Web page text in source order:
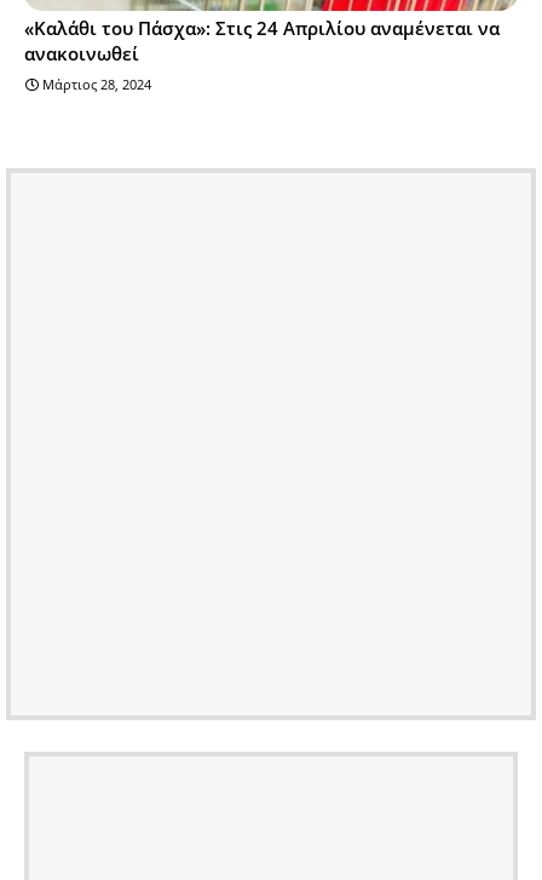
«Καλάθι του Πάσχα»: Στις 24 Απριλίου αναμένεται να
ανακοινωθεί
Μάρτιος 28, 2024